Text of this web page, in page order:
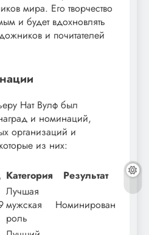
мира. Его творчество
и будет вдохновлять
и почитателей
Нат Вулф был
и номинаций,
организаций и
из них:
Категория Результат
Лучшая
мужская
роль
Номинирован